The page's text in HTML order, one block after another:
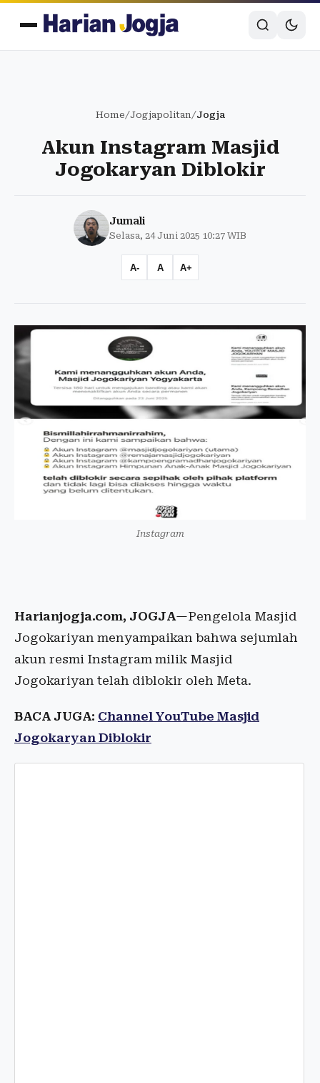
Home/Jogjapolitan/Jogja
Akun Instagram Masjid
Jogokaryan Diblokir
Jumali
Selasa, 24 Juni 2025 10:27 WIB
A- A A+
Instagram
Harianjogja.com, JOGJA—Pengelola Masjid
Jogokariyan menyampaikan bahwa sejumlah
akun resmi Instagram milik Masjid
Jogokariyan telah diblokir oleh Meta.
BACA JUGA: Channel YouTube Masjid
Jogokaryan Diblokir